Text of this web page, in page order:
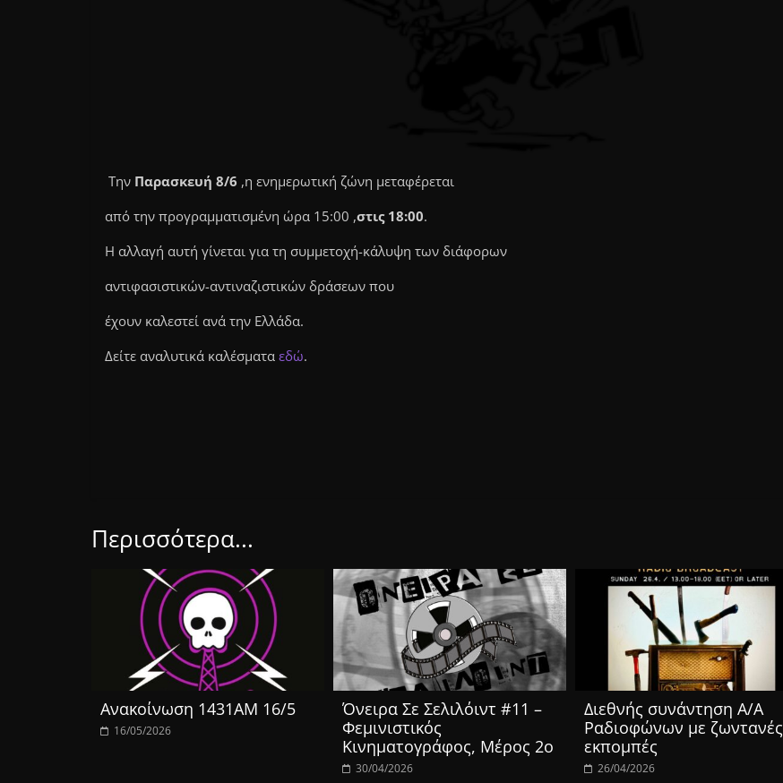
Την Παρασκευή 8/6 ,η ενημερωτική ζώνη μεταφέρεται
από την προγραμματισμένη ώρα 15:00 ,στις 18:00.
Η αλλαγή αυτή γίνεται για τη συμμετοχή-κάλυψη των διάφορων
αντιφασιστικών-αντιναζιστικών δράσεων που
έχουν καλεστεί ανά την Ελλάδα.
Δείτε αναλυτικά καλέσματα εδώ.
Περισσότερα...
Ανακοίνωση 1431ΑΜ 16/5
16/05/2026
Όνειρα Σε Σελιλόιντ #11 –
Φεμινιστικός
Κινηματογράφος, Μέρος 2ο
30/04/2026
Διεθνής συνάντηση Α/Α
Ραδιοφώνων με ζωντανές
εκπομπές
26/04/2026